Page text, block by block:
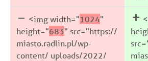
<img width="1024"
height="683" src="https://
miasto.radlin.pl/wp-
content/ uploads/2022/